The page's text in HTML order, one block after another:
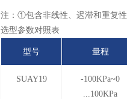
注：①包含非线性、迟滞和重复性
选型参数对照表
型号 量程
SUAY19
-100KPa~0
...100KPa